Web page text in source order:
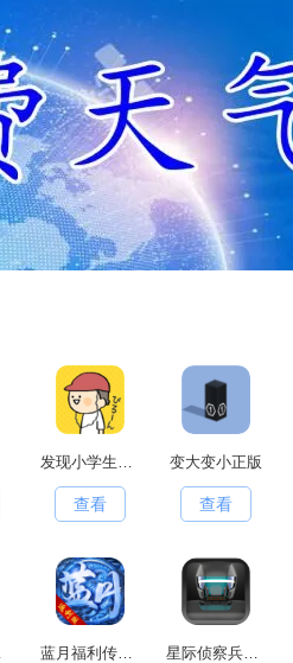
查看
变大变小正版
查看
蓝月福利传奇红包版 星际侦察兵K1手游直装版